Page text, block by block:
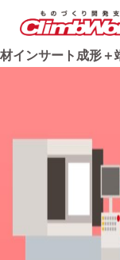
T0品約3週間！
Published2022.4.20
材インサート成形